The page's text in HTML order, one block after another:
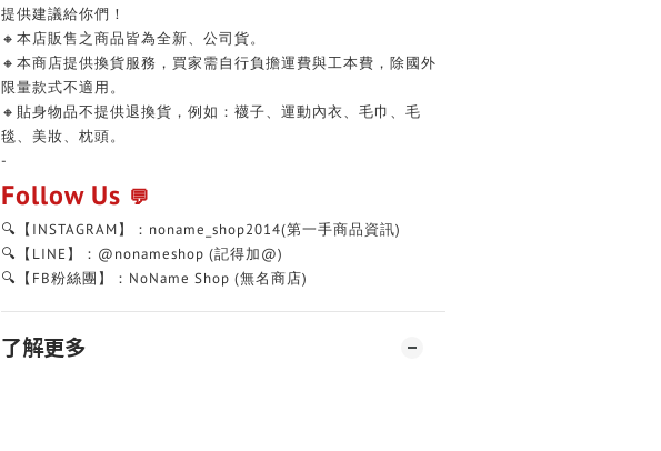
提供建議給你們！
🔸本店販售之商品皆為全新、公司貨。
🔸本商店提供換貨服務，買家需自行負擔運費與工本費，除國外
限量款式不適用。
🔸貼身物品不提供退換貨，例如：襪子、運動內衣、毛巾、毛
毯、美妝、枕頭。
-
Follow Us 💬
🔍【INSTAGRAM】：noname_shop2014(第一手商品資訊)
🔍【LINE】：@nonameshop (記得加@)
🔍【FB粉絲團】：NoName Shop (無名商店)
了解更多